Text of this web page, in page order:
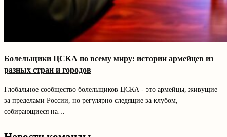
Болельщики ЦСКА по всему миру: истории армейцев из
разных стран и городов
Глобальное сообщество болельщиков ЦСКА - это армейцы, живущие
за пределами России, но регулярно следящие за клубом,
собирающиеся на…